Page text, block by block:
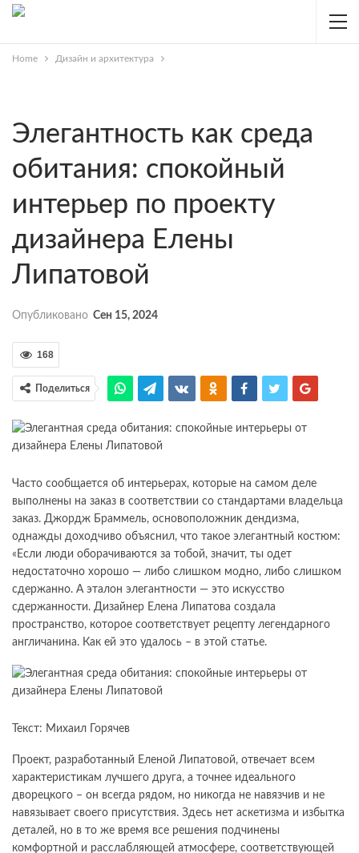
Home Дизайн и архитектура
Элегантность как среда
обитания: спокойный
интерьер по проекту
дизайнера Елены
Липатовой
Опубликовано Сен 15, 2024
168
Поделиться
Часто сообщается об интерьерах, которые на самом деле
выполнены на заказ в соответствии со стандартами владельца
заказ. Джордж Браммель, основоположник дендизма,
однажды доходчиво объяснил, что такое элегантный костюм:
«Если люди оборачиваются за тобой, значит, ты одет
недостаточно хорошо — либо слишком модно, либо слишком
сдержанно. А эталон элегантности — это искусство
сдержанности. Дизайнер Елена Липатова создала
пространство, которое соответствует рецепту легендарного
англичанина. Как ей это удалось – в этой статье.
Текст: Михаил Горячев
Проект, разработанный Еленой Липатовой, отвечает всем
характеристикам лучшего друга, а точнее идеального
дворецкого – он всегда рядом, но никогда не навязчив и не
навязывает своего присутствия. Здесь нет аскетизма и избытка
деталей, но в то же время все решения подчинены
комфортной и расслабляющей атмосфере, соответствующей